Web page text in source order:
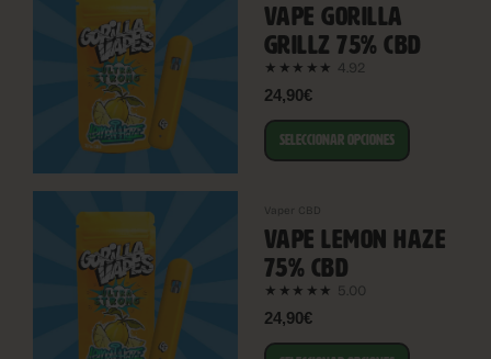
VAPE GORILLA
GRILLZ 75% CBD
★★★★★ 4.92
24,90€
SELECCIONAR OPCIONES
Vaper CBD
VAPE LEMON HAZE
75% CBD
★★★★★ 5.00
24,90€